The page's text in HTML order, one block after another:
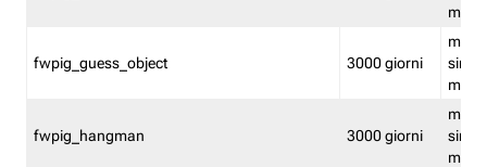
fwpig_guess_object 3000 giorni
fwpig_hangman 3000 giorni